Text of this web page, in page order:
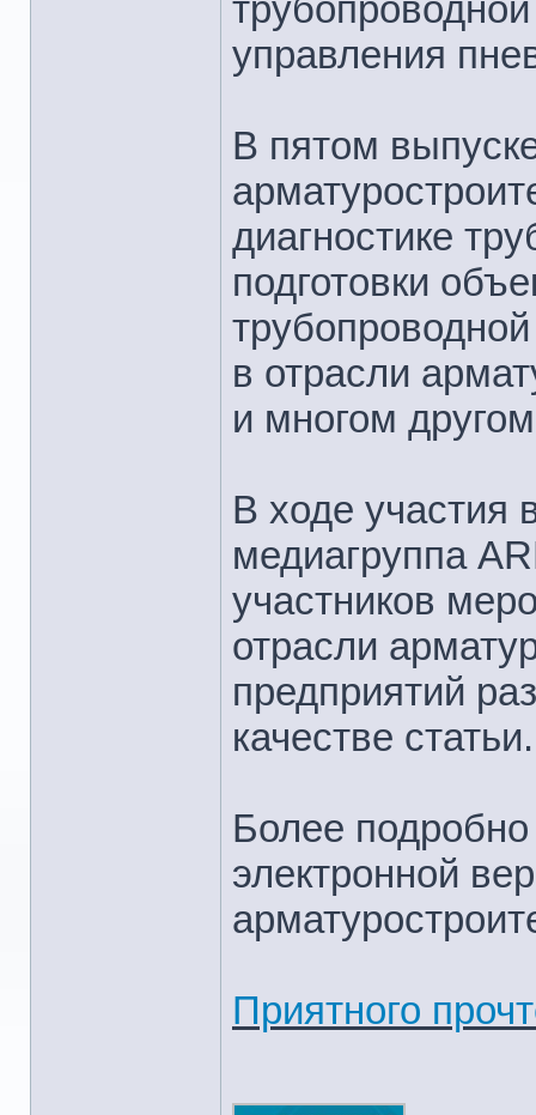
управления
В пятом
диагностике
подготовки
в отрасли
и многом
В ходе участия
медиагруппа
участников
отрасли
предприятий
качестве статьи.
Более
электронной
Приятного